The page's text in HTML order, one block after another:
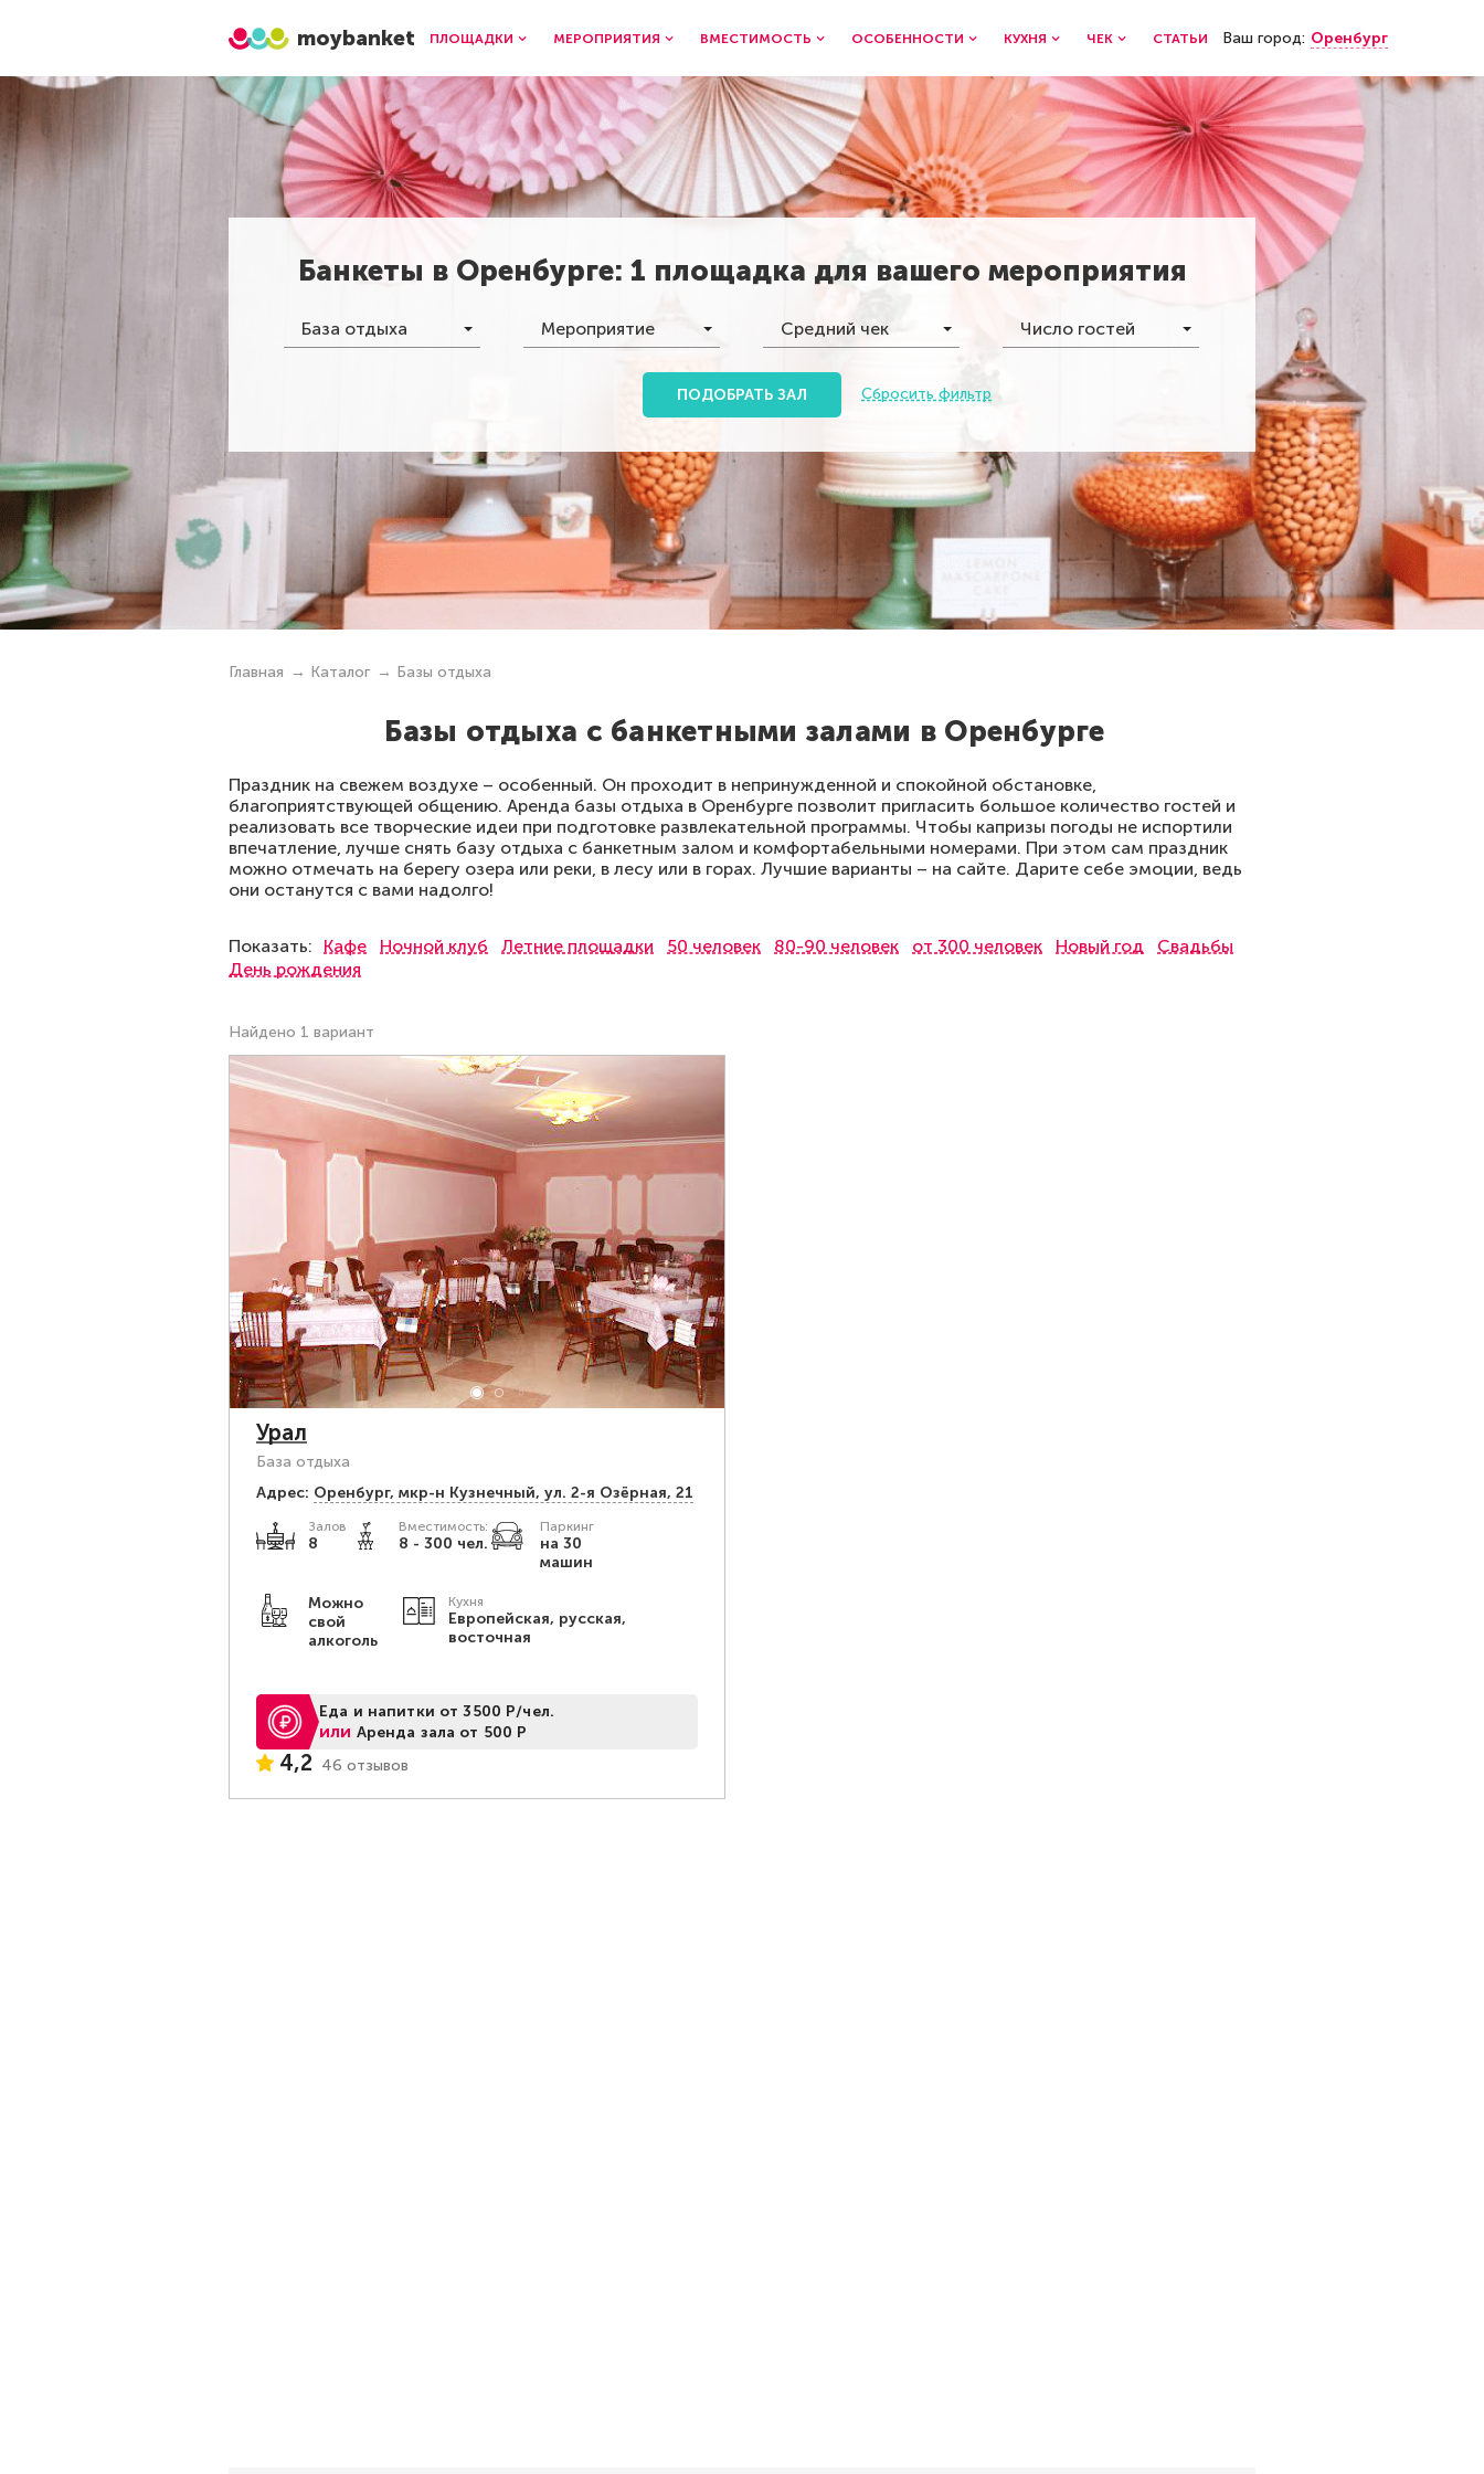
moybanket ПЛОЩАДКИ МЕРОПРИЯТИЯ ВМЕСТИМОСТЬ ОСОБЕННОСТИ КУХНЯ ЧЕК СТАТЬИ Ваш город: Оренбург
Банкеты в Оренбурге: 1 площадка для вашего мероприятия
База отдыха Мероприятие Средний чек Число гостей
ПОДОБРАТЬ ЗАЛ Сбросить фильтр
Главная Каталог Базы отдыха
Базы отдыха с банкетными залами в Оренбурге
Праздник на свежем воздухе – особенный. Он проходит в непринужденной и спокойной обстановке,
благоприятствующей общению. Аренда базы отдыха в Оренбурге позволит пригласить большое количество гостей и
реализовать все творческие идеи при подготовке развлекательной программы. Чтобы капризы погоды не испортили
впечатление, лучше снять базу отдыха с банкетным залом и комфортабельными номерами. При этом сам праздник
можно отмечать на берегу озера или реки, в лесу или в горах. Лучшие варианты – на сайте. Дарите себе эмоции, ведь
они останутся с вами надолго!
Показать: Кафе Ночной клуб Летние площадки 50 человек 80-90 человек от 300 человек Новый год
Свадьбы
День рождения
Найдено 1 вариант
Урал
База отдыха
Адрес: Оренбург, мкр-н Кузнечный, ул. 2-я Озёрная, 21
Залов
8
Вместимость:
8 - 300 чел.
Паркинг
на 30
машин
Можно
свой
алкоголь
Кухня
Европейская, русская,
восточная
Еда и напитки от 3500 Р/чел.
или Аренда зала от 500 Р
4,2 46 отзывов